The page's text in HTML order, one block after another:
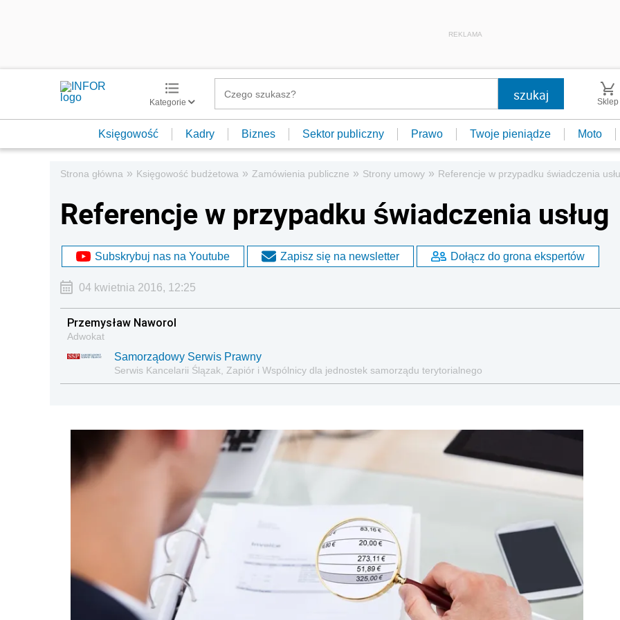
REKLAMA
Kategorie Sklep
Księgowość Kadry Biznes Sektor publiczny Prawo Twoje pieniądze Moto
Strona główna » Księgowość budżetowa » Zamówienia publiczne » Strony umowy » Referencje w przypadku świadczenia
Referencje w przypadku świadczenia usług
Subskrybuj nas na Youtube Zapisz się na newsletter Dołącz do grona ekspertów
04 kwietnia 2016, 12:25
Przemysław Naworol
Adwokat
Samorządowy Serwis Prawny
Serwis Kancelarii Ślązak, Zapiór i Wspólnicy dla jednostek samorządu terytorialnego